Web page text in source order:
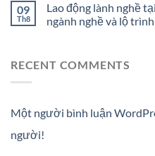
09
Th8
Lao động lành nghề
ngành nghề và lộ trình
RECENT COMMENTS
Một người bình luận
người!